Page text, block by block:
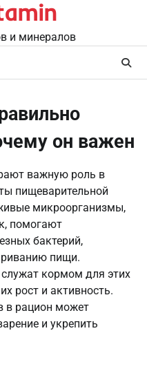
и минералов
он важен
важную роль в
пищеварительной
микроорганизмы,
помогают
бактерий,
пищи.
кормом для этих
рост и активность.
в рацион может
и укрепить